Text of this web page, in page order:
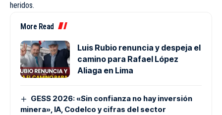
heridos.
More Read
Luis Rubio renuncia y despeja el
camino para Rafael López
Aliaga en Lima
GESS 2026: «Sin confianza no hay inversión
minera», IA, Codelco y cifras del sector